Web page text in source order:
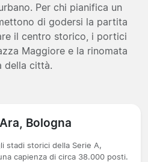
Per chi pianifica un
di godersi la partita
il centro storico, i portici
Maggiore e la rinomata
della città.
Bologna
stadi storici della Serie A,
capienza di circa 38.000 posti.